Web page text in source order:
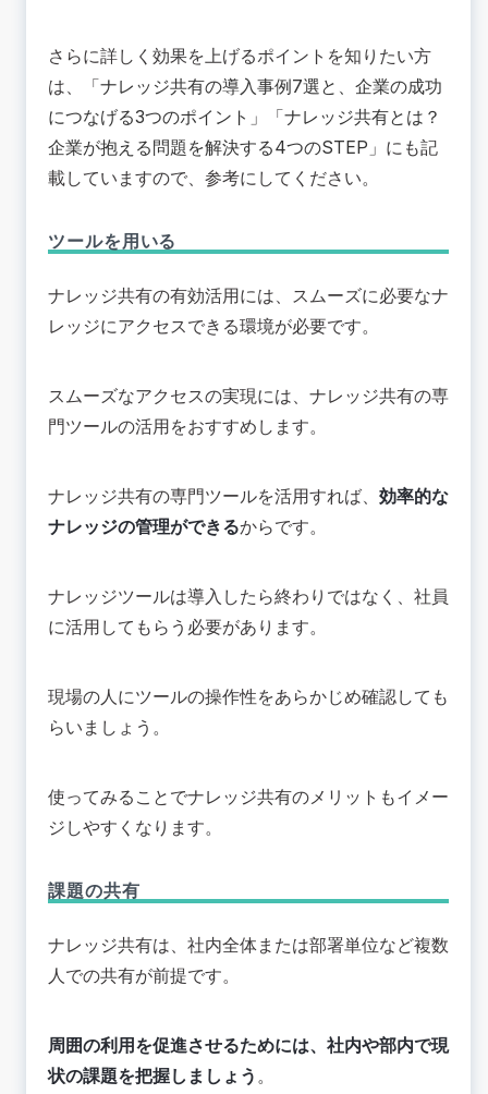
さらに詳しく効果を上げるポイントを知りたい方
は、「ナレッジ共有の導入事例7選と、企業の成功
につなげる3つのポイント 」「ナレッジ共有とは？
企業が抱える問題を解決する4つのSTEP 」にも記
載していますので、参考にしてください。
ツールを用いる
ナレッジ共有の有効活用には、スムーズに必要なナ
レッジにアクセスできる環境が必要です。
スムーズなアクセスの実現には、ナレッジ共有の専
門ツールの活用をおすすめします。
ナレッジ共有の専門ツールを活用すれば、 効率的な
ナレッジの管理ができるからです。
ナレッジツールは導入したら終わりではなく、社員
に活用してもらう必要があります。
現場の人にツールの操作性をあらかじめ確認しても
らいましょう。
使ってみることでナレッジ共有のメリットもイメー
ジしやすくなります。
課題の共有
ナレッジ共有は、社内全体または部署単位など複数
人での共有が前提です。
周囲の利用を促進させるためには、社内や部内で現
状の課題を把握しましょう 。